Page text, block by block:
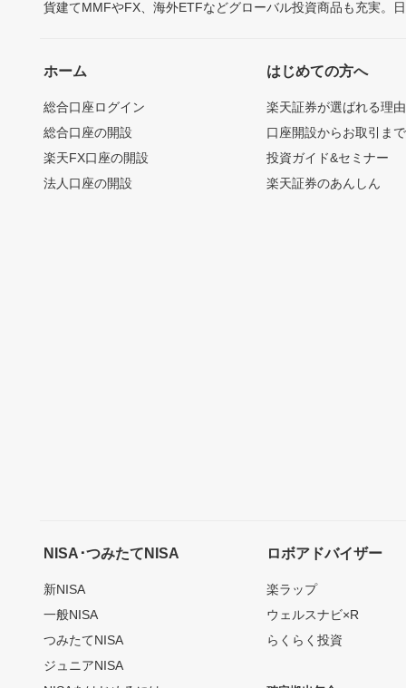
貨建てMMFやFX、海外ETFなどグローバル投資商品も充実。
ホーム
総合口座ログイン
総合口座の開設
楽天FX口座の開設
法人口座の開設
はじめての方へ
楽天証券が選ばれる理由
口座開設からお取引ま
投資ガイド&セミナー
楽天証券のあんしん
NISA･つみたてNISA
新NISA
一般NISA
つみたてNISA
ジュニアNISA
ロボアドバイザー
楽ラップ
ウェルスナビ×R
らくらく投資